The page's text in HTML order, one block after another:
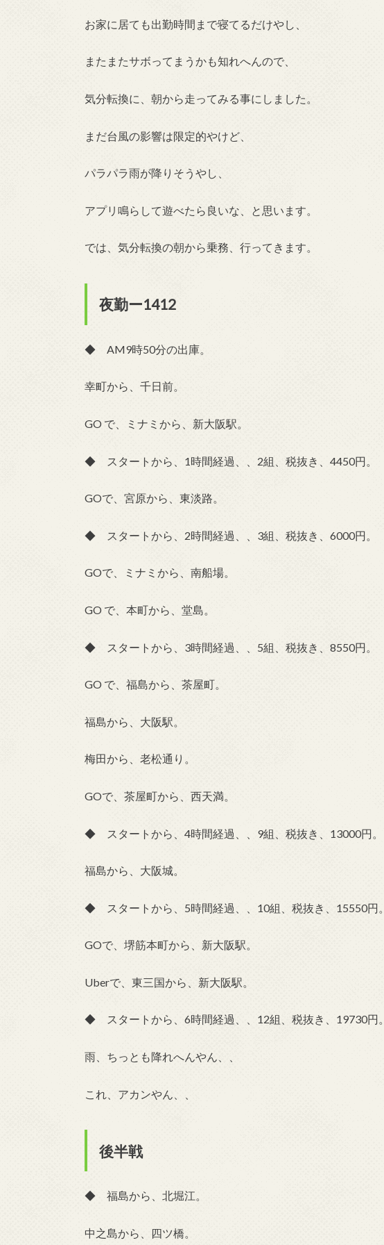
お家に居ても出勤時間まで寝てるだけやし、
またまたサボってまうかも知れへんので、
気分転換に、朝から走ってみる事にしました。
まだ台風の影響は限定的やけど、
パラパラ雨が降りそうやし、
アプリ鳴らして遊べたら良いな、と思います。
では、気分転換の朝から乗務、行ってきます。
夜勤ー1412
◆ AM9時50分の出庫。
幸町から、千日前。
GO で、ミナミから、新大阪駅。
◆ スタートから、1時間経過、、2組、税抜き、4450円。
GOで、宮原から、東淡路。
◆ スタートから、2時間経過、、3組、税抜き、6000円。
GOで、ミナミから、南船場。
GO で、本町から、堂島。
◆ スタートから、3時間経過、、5組、税抜き、8550円。
GO で、福島から、茶屋町。
福島から、大阪駅。
梅田から、老松通り。
GOで、茶屋町から、西天満。
◆ スタートから、4時間経過、、9組、税抜き、13000円。
福島から、大阪城。
◆ スタートから、5時間経過、、10組、税抜き、15550円。
GOで、堺筋本町から、新大阪駅。
Uberで、東三国から、新大阪駅。
◆ スタートから、6時間経過、、12組、税抜き、19730円。
雨、ちっとも降れへんやん、、
これ、アカンやん、、
後半戦
◆ 福島から、北堀江。
中之島から、四ツ橋。